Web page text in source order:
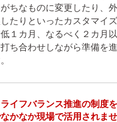
ちなものに変更したり、
たりといったカスタマイ
１カ月、なるべく２カ月
ち合わせしながら準備を
イフバランス推進の制度
かなか現場で活用されませ